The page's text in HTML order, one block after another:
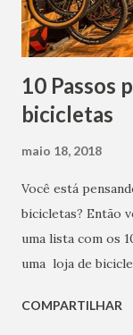
10 Passos
bicicletas
maio 18, 2018
Você está
bicicletas? Então
uma lista com os
uma loja de
importante
COMPARTILHAR